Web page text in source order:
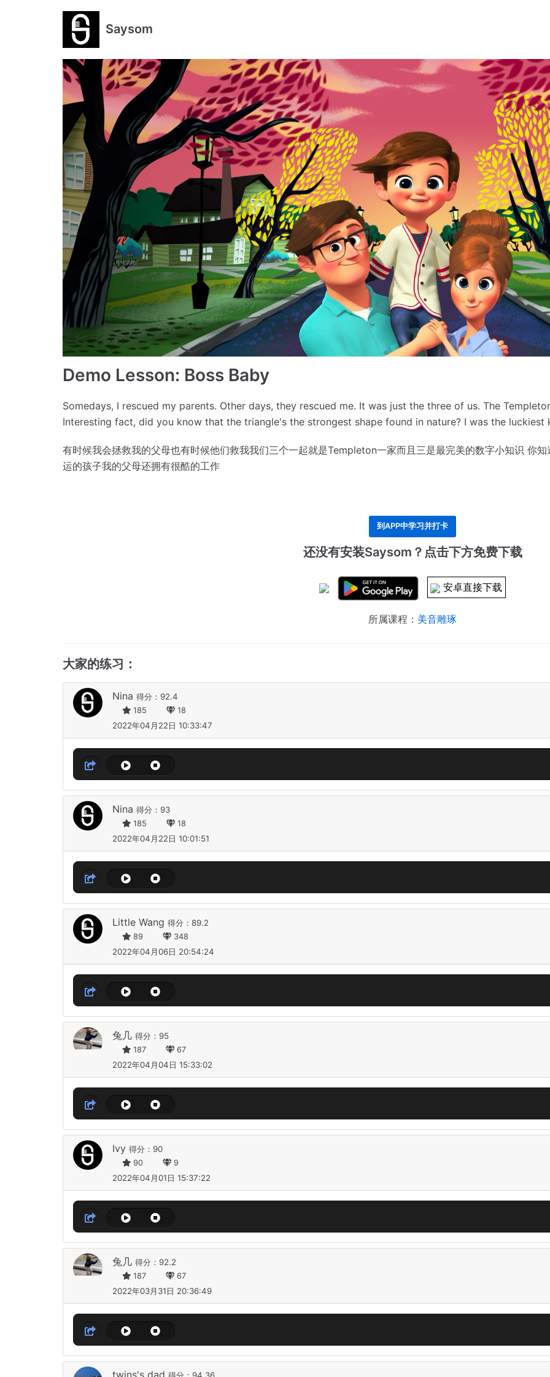
Saysom
Demo Lesson: Boss Baby
Somedays, I rescued my parents. Other days, they rescued me. It was just the three of us. The
Interesting fact, did you know that the triangle's the strongest shape found in nature? I was the luckiest
有时候我会拯救我的父母也有时候他们救我我们三个一起就是Templeton一家而且三是最完美的数字小知识 你知
运的孩子我的父母还拥有很酷的工作
到APP中学习并打卡
还没有安装Saysom？点击下方免费下载
安卓直接下载
所属课程： 美音雕琢
大家的练习：
Nina 得分：92.4
185 18
2022年04月22日 10:33:47
Nina 得分：93
185 18
2022年04月22日 10:01:51
Little Wang 得分：89.2
89 348
2022年04月06日 20:54:24
兔几 得分：95
187 67
2022年04月04日 15:33:02
Ivy 得分：90
90 9
2022年04月01日 15:37:22
兔几 得分：92.2
187 67
2022年03月31日 20:36:49
twins's dad